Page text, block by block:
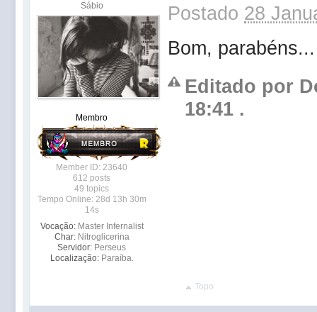
Sábio
Membro
Member ID: 23640
612 posts
49 topics
Tempo Online: 28d 13h 30m
14s
Vocação: Master Infernalist
Char: Nitroglicerina
Servidor: Perseus
Localização: Paraíba.
Postado 28
Bom,
Editado por
18:41 .
Topo